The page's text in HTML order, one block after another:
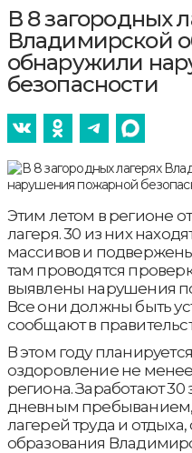
В 8 загородных
Владимирской
обнаружили
безопасности
Этим летом в регионе
лагеря. 30 из них
массивов и
там проводятся
выявлены нарушения
Все они должны быть
сообщают в
В этом году
оздоровление не
региона. Заработают 30
дневным пребыванием,
лагерей труда и
образования